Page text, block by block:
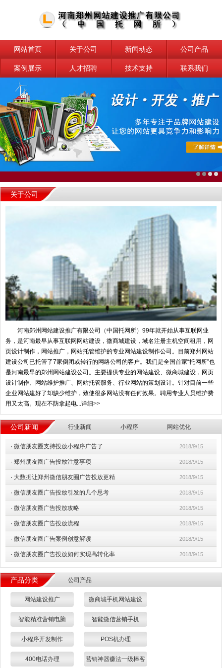
网站首页 关于公司 新闻动态 公司产品
案例展示 人才招聘 技术支持 联系我们
关于公司
河南郑州网站建设推广有限公司（中国托网所）99年就开始从事互联网业
务，是河南最早从事互联网网站建设，微商城建设，域名注册主机空间租用，网
页设计制作，网站推广，网站托管维护的专业网站建设制作公司。目前郑州网站
建设公司已托管了7家倒闭或转行的网络公司的客户。我们是全国首家“托网所”也
是河南最早的郑州网站建设公司。主要提供专业的网站建设、微商城建设，网页
设计制作、网站维护推广、网站托管服务、行业网站的策划设计。针对目前一些
企业网站建好了却缺少维护，致使很多网站没有任何效果。聘用专业人员维护费
用又太高。现在不防拿起电...详细>>
公司新闻 行业新闻 小程序 网站优化
· 微信朋友圈支持投放小程序广告了 2018/9/15
· 郑州朋友圈广告投放注意事项 2018/9/15
· 大数据让郑州微信朋友圈广告投放更精 2018/9/15
· 微信朋友圈广告投放引发的几个思考 2018/9/15
· 微信朋友圈广告投放攻略 2018/9/15
· 微信朋友圈广告投放流程 2018/9/15
· 微信朋友圈广告案例创意解读 2018/9/15
· 微信朋友圈广告投放如何实现高转化率 2018/9/15
产品分类 公司产品
网站建设推广 微商城手机网站建设
智能精准营销电脑 智能微信营销手机
小程序开发制作 POS机办理
400电话办理 营销神器赚法一级棒客